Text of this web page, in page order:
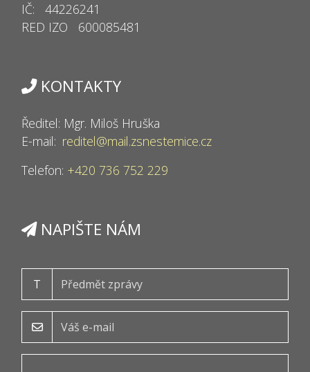
IČ: 44226241
RED IZO 600085481
KONTAKTY
Ředitel: Mgr. Miloš Hruška
E-mail: reditel@mail.zsnestemice.cz
Telefon: +420 736 752 229
NAPIŠTE NÁM
T